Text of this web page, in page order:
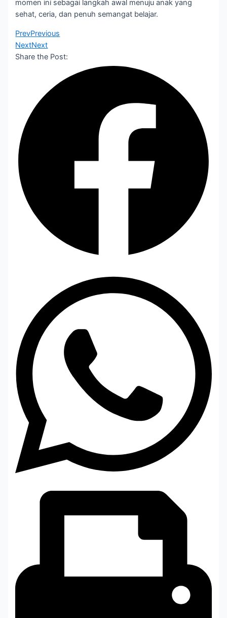
momen ini sebagai langkah awal menuju anak yang
sehat, ceria, dan penuh semangat belajar.
PrevPrevious
NextNext
Share the Post: